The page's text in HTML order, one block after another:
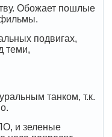
Обожает пошлые
подвигах,
теми,
танком, т.к.
и зеленые